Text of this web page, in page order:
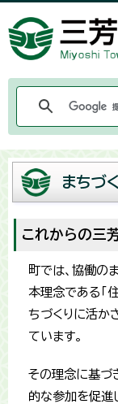
まちづ
これからの三
町では、協働
本理念である「
ちづくりに活か
ています。
その理念に基づ
的な参加を促進